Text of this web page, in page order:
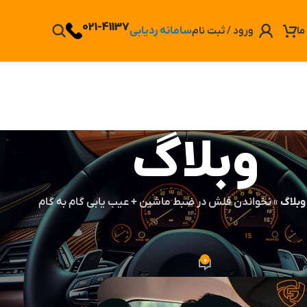
ورود / ثبت نامسامانه ردیابی021-41137
وبلاگ
وبلاگ »نخواندن فلش در ضبط ماشین + عیب یابی گام به گام
+ عیب یابی گام به گام
در تاریخ 1404-04-12 0